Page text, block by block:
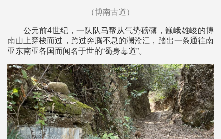
（博南古道）
公元前4世纪，一队队马帮从气势磅礴，巍峨雄峻的博
南山上穿梭而过，跨过奔腾不息的澜沧江，踏出一条通往南
亚东南亚各国而闻名于世的“蜀身毒道”。